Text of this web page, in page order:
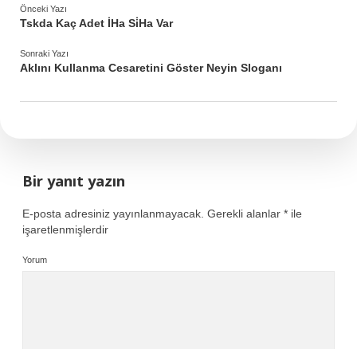
Önceki Yazı
Tskda Kaç Adet İHa Si̇Ha Var
Sonraki Yazı
Aklını Kullanma Cesaretini Göster Neyin Sloganı
Bir yanıt yazın
E-posta adresiniz yayınlanmayacak. Gerekli alanlar * ile
işaretlenmişlerdir
Yorum